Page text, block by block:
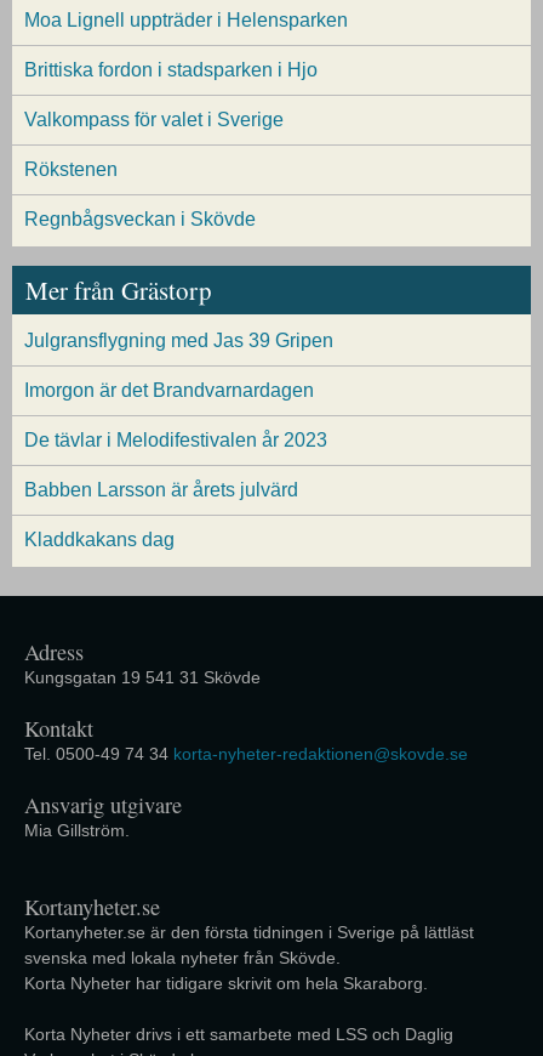
Moa Lignell uppträder i Helensparken
Brittiska fordon i stadsparken i Hjo
Valkompass för valet i Sverige
Rökstenen
Regnbågsveckan i Skövde
Mer från Grästorp
Julgransflygning med Jas 39 Gripen
Imorgon är det Brandvarnardagen
De tävlar i Melodifestivalen år 2023
Babben Larsson är årets julvärd
Kladdkakans dag
Adress
Kungsgatan 19 541 31 Skövde
Kontakt
Tel. 0500-49 74 34 korta-nyheter-redaktionen@skovde.se
Ansvarig utgivare
Mia Gillström.
Kortanyheter.se
Kortanyheter.se är den första tidningen i Sverige på lättläst
svenska med lokala nyheter från Skövde.
Korta Nyheter har tidigare skrivit om hela Skaraborg.
Korta Nyheter drivs i ett samarbete med LSS och Daglig